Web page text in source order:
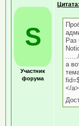
S
Участник
форума
Цитата:
Раз
а
</